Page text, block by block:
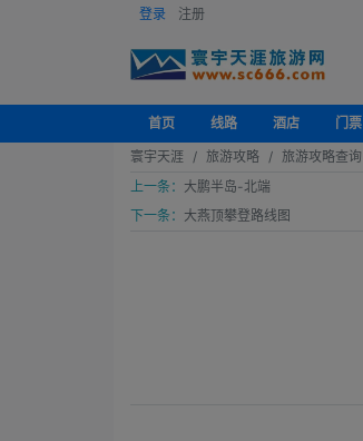
登录 注册
首页 线路 酒店 门票
寰宇天涯
旅游攻略
旅游攻略查询
上一条： 大鹏半岛-北端
下一条： 大燕顶攀登路线图